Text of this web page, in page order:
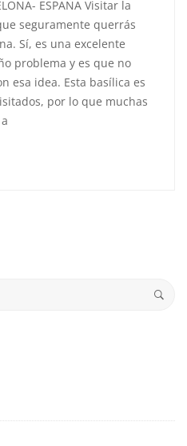
ESPAÑA Visitar la
seguramente querrás
Sí, es una excelente
problema y es que no
esa idea. Esta basílica es
por lo que muchas